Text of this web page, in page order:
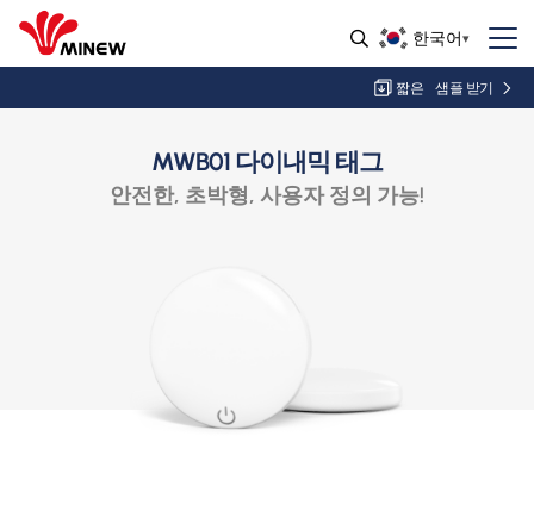
한국어
짧은 샘플 받기
MWB01 다이내믹 태그
안전한, 초박형, 사용자 정의 가능!